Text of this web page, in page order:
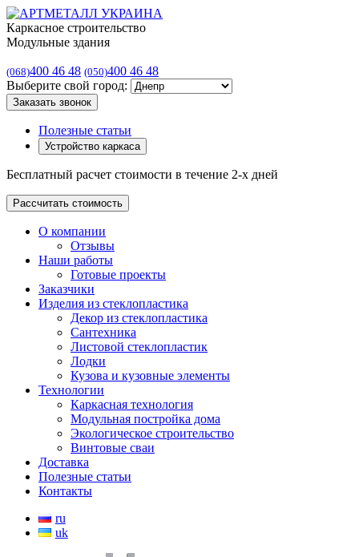
Каркасное строительство
Модульные здания
(068)400 46 48 (050)400 46 48
Выберите свой город:
Заказать звонок
Полезные статьи
Устройство каркаса
Бесплатный расчет стоимости в течение 2-х дней
Рассчитать стоимость
О компании
Отзывы
Наши работы
Готовые проекты
Заказчики
Изделия из стеклопластика
Декор из стеклопластика
Сантехника
Листовой стеклопластик
Лодки
Кузова и кузовные элементы
Технологии
Каркасная технология
Модульная постройка дома
Экологическое строительство
Винтовые сваи
Доставка
Полезные статьи
Контакты
ru
uk